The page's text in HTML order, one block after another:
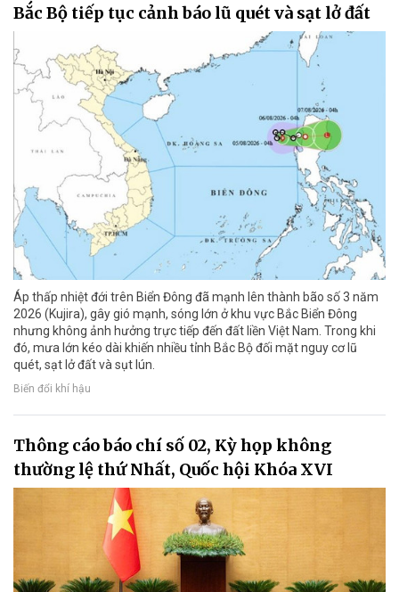
Bắc Bộ tiếp tục cảnh báo lũ quét và sạt lở đất
Áp thấp nhiệt đới trên Biển Đông đã mạnh lên thành bão số 3 năm
2026 (Kujira), gây gió mạnh, sóng lớn ở khu vực Bắc Biển Đông
nhưng không ảnh hưởng trực tiếp đến đất liền Việt Nam. Trong khi
đó, mưa lớn kéo dài khiến nhiều tỉnh Bắc Bộ đối mặt nguy cơ lũ
quét, sạt lở đất và sụt lún.
Biến đổi khí hậu
Thông cáo báo chí số 02, Kỳ họp không
thường lệ thứ Nhất, Quốc hội Khóa XVI